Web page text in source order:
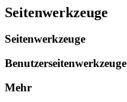
Seitenwerkzeuge
Seitenwerkzeuge
Benutzerseitenwerkzeuge
Mehr